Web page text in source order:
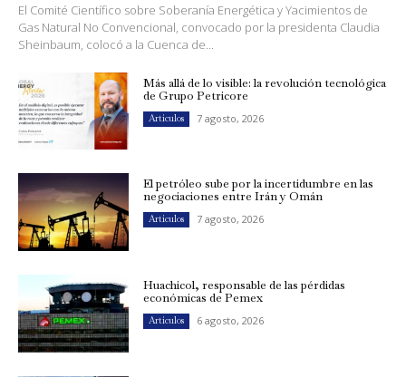
El Comité Científico sobre Soberanía Energética y Yacimientos de
Gas Natural No Convencional, convocado por la presidenta Claudia
Sheinbaum, colocó a la Cuenca de...
Más allá de lo visible: la revolución tecnológica
de Grupo Petricore
Artículos 7 agosto, 2026
El petróleo sube por la incertidumbre en las
negociaciones entre Irán y Omán
Artículos 7 agosto, 2026
Huachicol, responsable de las pérdidas
económicas de Pemex
Artículos 6 agosto, 2026